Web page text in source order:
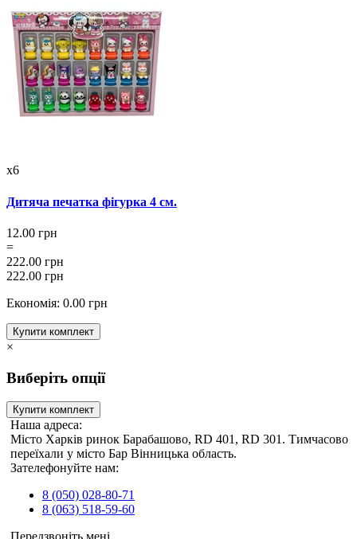
x6
Дитяча печатка фігурка 4 см.
12.00 грн
=
222.00 грн
222.00 грн
Економія: 0.00 грн
Купити комплект
×
Виберіть опції
Купити комплект
Наша адреса:
Місто Харків ринок Барабашово, RD 401, RD 301. Тимчасово
переїхали у місто Бар Вінницька область.
Зателефонуйте нам:
8 (050) 028-80-71
8 (063) 518-59-60